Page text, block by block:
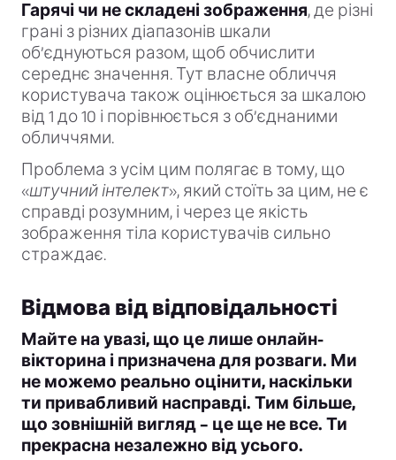
Гарячі чи не складені зображення, де різні
грані з різних діапазонів шкали
об’єднуються разом, щоб обчислити
середнє значення. Тут власне обличчя
користувача також оцінюється за шкалою
від 1 до 10 і порівнюється з об’єднаними
обличчями.
Проблема з усім цим полягає в тому, що
«штучний інтелект», який стоїть за цим, не є
справді розумним, і через це якість
зображення тіла користувачів сильно
страждає.
Відмова від відповідальності
Майте на увазі, що це лише онлайн-
вікторина і призначена для розваги. Ми
не можемо реально оцінити, наскільки
ти привабливий насправді. Тим більше,
що зовнішній вигляд – це ще не все. Ти
прекрасна незалежно від усього.